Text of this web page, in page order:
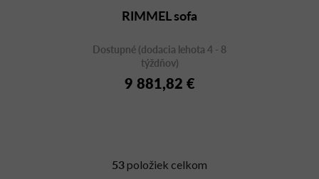
RIMMEL sofa
Dostupné (dodacia lehota 4 - 8
týždňov)
9 881,82 €
O
53položiek celkom